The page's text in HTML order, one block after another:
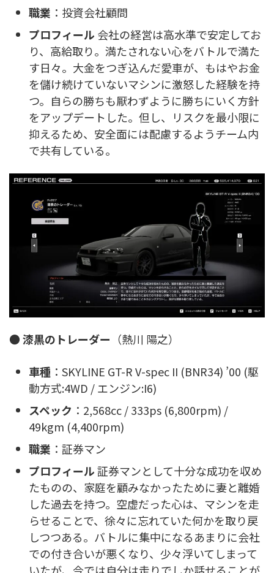
職業 ：投資会社顧問
プロフィール 会社の経営は高水準で安定してお
り、高給取り。満たされない心をバトルで満た
す日々。大金をつぎ込んだ愛車が、もはやお金
を儲け続けていないマシンに激怒した経験を持
つ。自らの勝ちも厭わずように勝ちにいく方針
をアップデートした。但し、リスクを最小限に
抑えるため、安全面には配慮するようチーム内
で共有している。
●漆黒のトレーダー （熱川 陽之）
車種 ：SKYLINE GT-R V-spec II (BNR34) ’00 (駆
動方式:4WD / エンジン:I6)
スペック ：2,568cc / 333ps (6,800rpm) /
49kgm (4,400rpm)
職業 ：証券マン
プロフィール証券マンとして十分な成功を収め
たものの、家庭を顧みなかったために妻と離婚
した過去を持つ。空虚だった心は、マシンを走
らせることで、徐々に忘れていた何かを取り戻
しつつある。バトルに集中になるあまりに会社
での付き合いが悪くなり、少々浮いてしまって